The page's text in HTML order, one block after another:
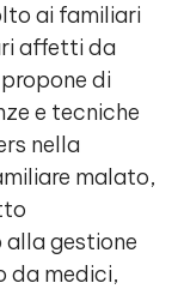
ai familiari
affetti da
di
e tecniche
nella
malato,
alla gestione
da medici,